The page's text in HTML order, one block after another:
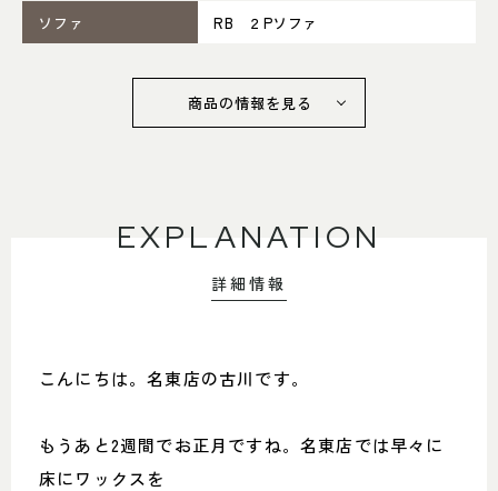
名東店
住所
〒465-0057 名古屋市名東区陸
定休日
水曜日（祝日は営業）
052-734-8477
ソファ RB ２Pソファ
商品の情報を見る
EXPLANATION
詳細情報
こんにちは。名東店の古川です。
もうあと2週間でお正月ですね。名東店では早々に
床にワックスを